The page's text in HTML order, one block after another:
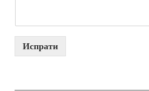
Испрати